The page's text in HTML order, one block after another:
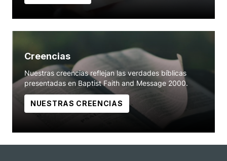
Creencias
Nuestras creencias reflejan las verdades bíblicas
presentadas en Baptist Faith and Message 2000.
NUESTRAS CREENCIAS